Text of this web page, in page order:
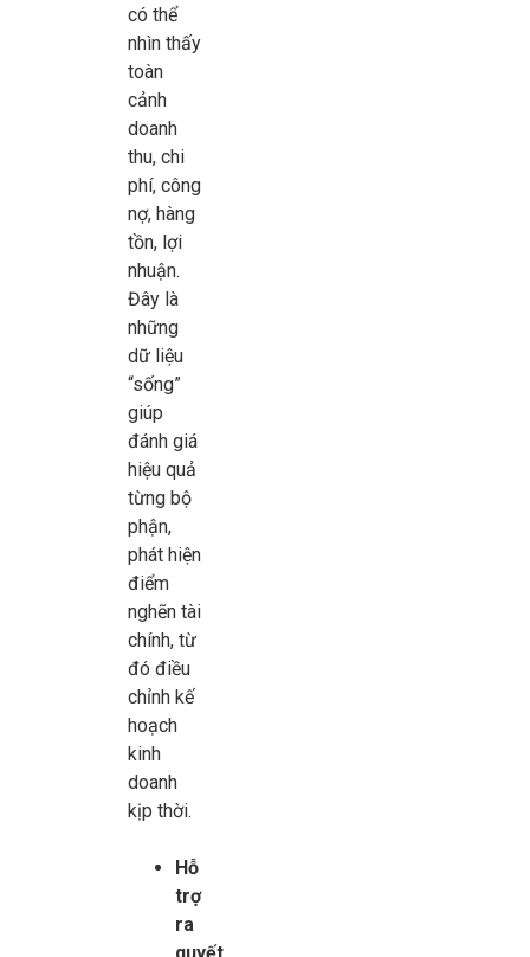
có thể
nhìn thấy
toàn
cảnh
doanh
thu, chi
phí, công
nợ, hàng
tồn, lợi
nhuận.
Đây là
những
dữ liệu
“sống”
giúp
đánh giá
hiệu quả
từng bộ
phận,
phát hiện
điểm
nghẽn tài
chính, từ
đó điều
chỉnh kế
hoạch
kinh
doanh
kịp thời.
Hỗ
trợ
ra